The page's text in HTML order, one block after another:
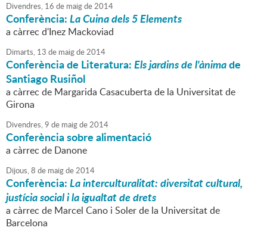
Divendres, 16 de maigde2014
Conferència:La Cuina dels 5 Elements
a càrrec d'Inez Mackoviad
Dimarts, 13 de maigde2014
Conferència de Literatura:Els jardins de l'ànimade
Santiago Rusiñol
a càrrec de Margarida Casacuberta de la Universitat de
Girona
Divendres,9 de maigde2014
Conferència sobre alimentació
a càrrec de Danone
Dijous,8 de maigde2014
Conferència:La interculturalitat: diversitat cultural,
justícia social i la igualtat de drets
a càrrec de Marcel Cano i Soler de la Universitat de
Barcelona